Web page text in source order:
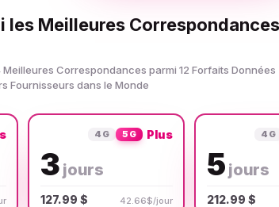
les Meilleures Correspondances
Correspondances parmi 12 Forfaits Données
Fournisseurs dans le Monde
4G 5G Plus
3 jours
127.99 $ 42.66$/jour
4G
5 jours
212.99 $